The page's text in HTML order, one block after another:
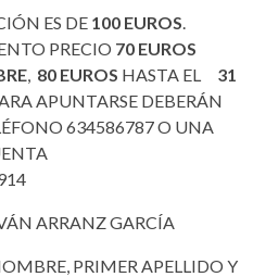
ES DE 100 EUROS
PRECIO 70 EUROS
80 EUROS HASTA EL 31
APUNTARSE DEBERÁN
634586787 O UNA
ARRANZ GARCÍA
PRIMER APELLIDO Y